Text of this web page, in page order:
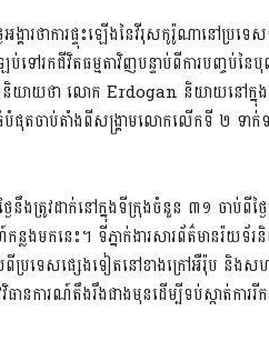
ថាការផ្ទុះឡើងនៃវីរុសកូរ៉ូណានៅប្រទេ
កជីវិតធម្មតាវិញបន្ទាប់ពីការបញ្ចប់នៃបុ
ឋនិយាយថា លោក Erdogan និយាយនៅក្នុ
បំផុតចាប់តាំងពីសង្គ្រាមលោកលើកទី ២ ទា
នឹងត្រូវដាក់នៅក្នុងទីក្រុងចំនួន ៣១ ចាប់ពីថ្
ហ៍កន្លងមកនេះ។ ទីភ្នាក់ងារសារព័ត៌មានរ៉យ
េសផ្សេងទៀតនៅខាងក្រៅអឺរ៉ុប និងសហរ
នការណ៍តឹងរឹងជាងមុនដើម្បីទប់ស្កាត់ការរី